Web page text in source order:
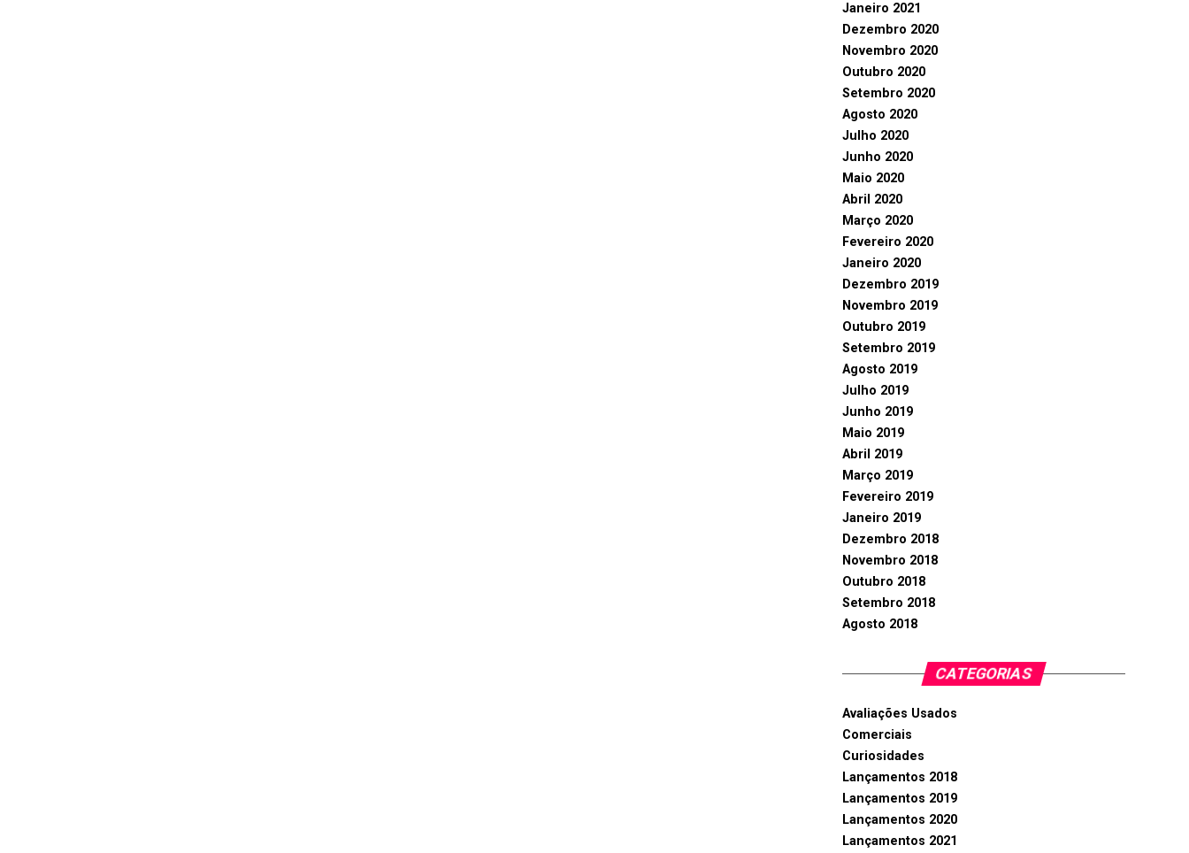
Janeiro 2021
Dezembro 2020
Novembro 2020
Outubro 2020
Setembro 2020
Agosto 2020
Julho 2020
Junho 2020
Maio 2020
Abril 2020
Março 2020
Fevereiro 2020
Janeiro 2020
Dezembro 2019
Novembro 2019
Outubro 2019
Setembro 2019
Agosto 2019
Julho 2019
Junho 2019
Maio 2019
Abril 2019
Março 2019
Fevereiro 2019
Janeiro 2019
Dezembro 2018
Novembro 2018
Outubro 2018
Setembro 2018
Agosto 2018
CATEGORIAS
Avaliações Usados
Comerciais
Curiosidades
Lançamentos 2018
Lançamentos 2019
Lançamentos 2020
Lançamentos 2021